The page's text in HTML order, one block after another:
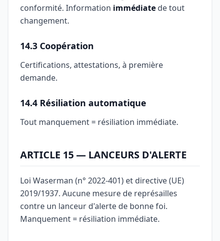
conformité. Information immédiate de tout
changement.
14.3 Coopération
Certifications, attestations, à première
demande.
14.4 Résiliation automatique
Tout manquement = résiliation immédiate.
ARTICLE 15 — LANCEURS D'ALERTE
Loi Waserman (n° 2022-401) et directive (UE)
2019/1937. Aucune mesure de représailles
contre un lanceur d'alerte de bonne foi.
Manquement = résiliation immédiate.